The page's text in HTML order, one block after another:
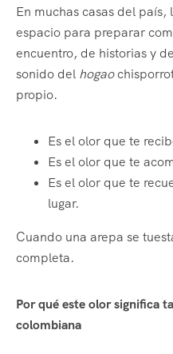
En muchas casas del país,
espacio para preparar
encuentro, de historias y
sonido del hogao
propio.
Es el olor que te
Es el olor que te
Es el olor que te
lugar.
Cuando una arepa se
completa.
Por qué este olor significa
colombiana